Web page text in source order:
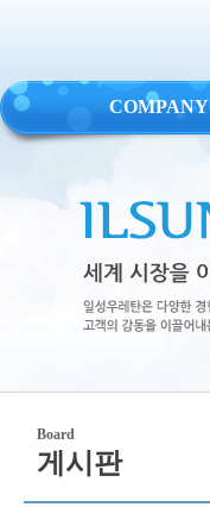
COMPANY
Board
게시판